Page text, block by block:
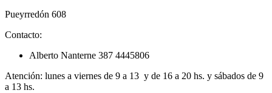
Pueyrredón 608
Contacto:
Alberto Nanterne 387 4445806
Atención: lunes a viernes de 9 a 13 y de 16 a 20 hs. y sábados de 9
a 13 hs.